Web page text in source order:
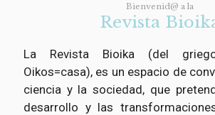
Bienvenid@ a la
Revista
La Revista Bioika (del
Oikos=casa), es un espacio de
ciencia y la sociedad, que
desarrollo y las